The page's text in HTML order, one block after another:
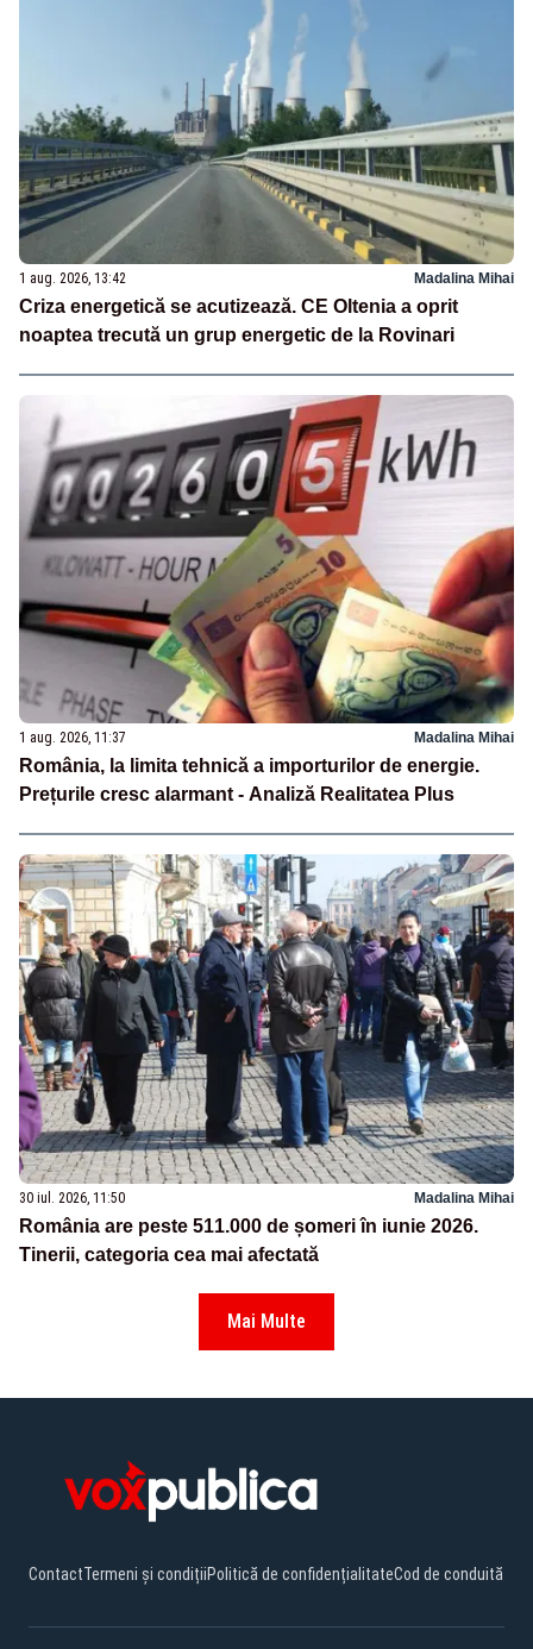
1 aug. 2026, 13:42 Madalina Mihai
Criza energetică se acutizează. CE Oltenia a oprit
noaptea trecută un grup energetic de la Rovinari
1 aug. 2026, 11:37 Madalina Mihai
România, la limita tehnică a importurilor de energie.
Prețurile cresc alarmant - Analiză Realitatea Plus
30 iul. 2026, 11:50 Madalina Mihai
România are peste 511.000 de șomeri în iunie 2026.
Tinerii, categoria cea mai afectată
Mai Multe
ContactTermeni și condițiiPolitică de confidențialitateCod de conduită